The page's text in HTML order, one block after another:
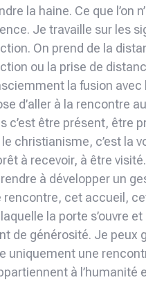
la haine. Ce que l’on
Je travaille sur les
On prend de la
ou la prise de
la fusion avec
d’aller à la rencontre
c’est être présent, être
christianisme, c’est la
à recevoir, à être
à développer un
rencontre, cet accueil,
la porte s’ouvre
de générosité. Je peux
uniquement une
à